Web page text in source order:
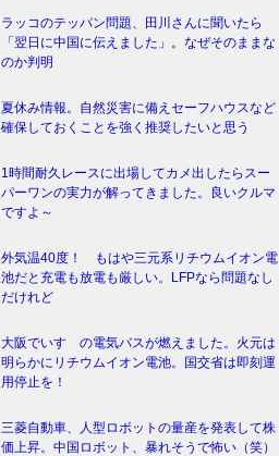
ラッコのテッパン問題、田川さんに聞いたら
「翌日に中国に伝えました」。なぜそのままな
のか判明
夏休み情報。自然災害に備えセーフハウスなど
確保しておくことを強く推奨したいと思う
1時間耐久レースに出場してカメ出したらスー
パーワンの実力が解ってきました。良いクルマ
ですよ～
外気温40度！ もはや三元系リチウムイオン電
池だと充電も放電も厳しい。LFPなら問題なし
だけれど
大阪でいすゞの電気バスが燃えました。火元は
明らかにリチウムイオン電池。国交省は即刻運
用停止を！
三菱自動車、人型ロボットの量産を発表して株
価上昇。中国ロボット、暴れそうで怖い（笑）